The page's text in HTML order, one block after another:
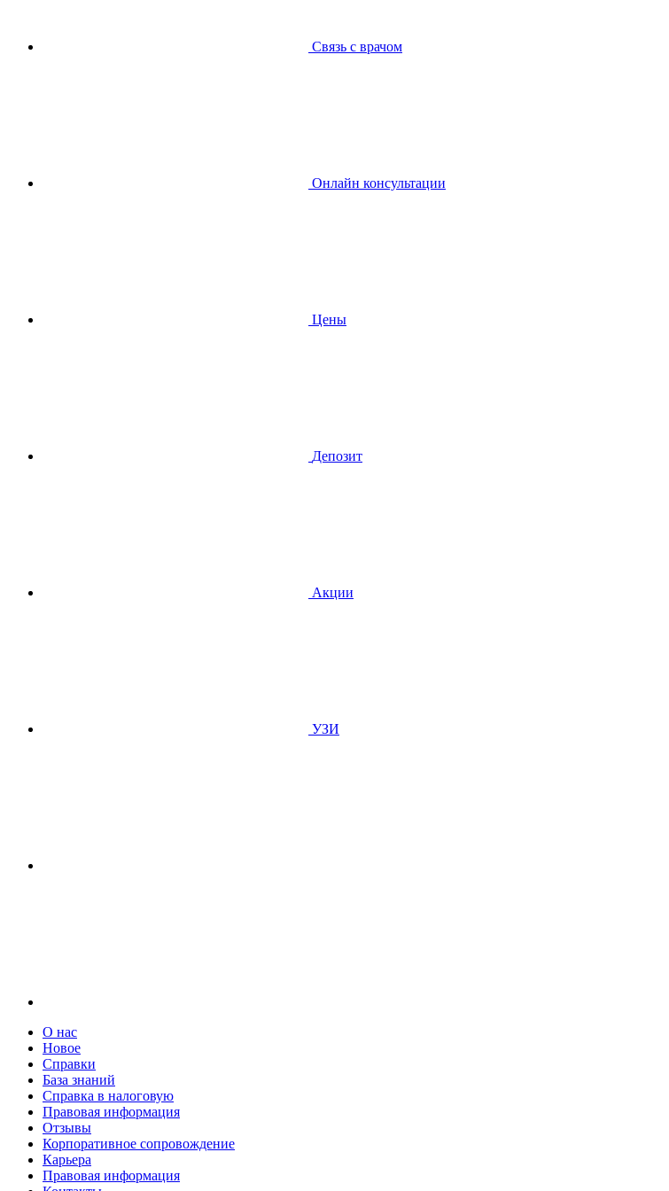
Связь с врачом
Онлайн консультации
Цены
Депозит
Акции
УЗИ
О нас
Новое
Справки
База знаний
Справка в налоговую
Правовая информация
Отзывы
Корпоративное сопровождение
Карьера
Правовая информация